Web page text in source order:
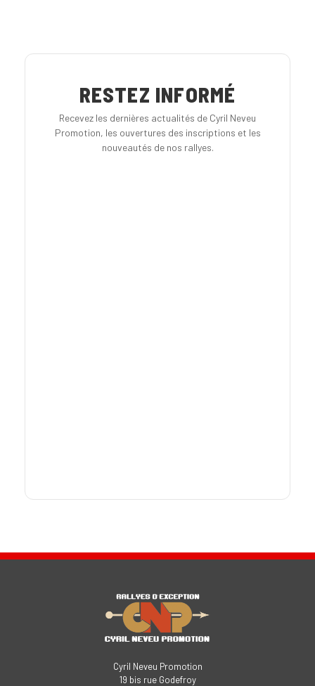
RESTEZ INFORMÉ
Recevez les dernières actualités de Cyril Neveu
Promotion, les ouvertures des inscriptions et les
nouveautés de nos rallyes.
Cyril Neveu Promotion
19 bis rue Godefroy